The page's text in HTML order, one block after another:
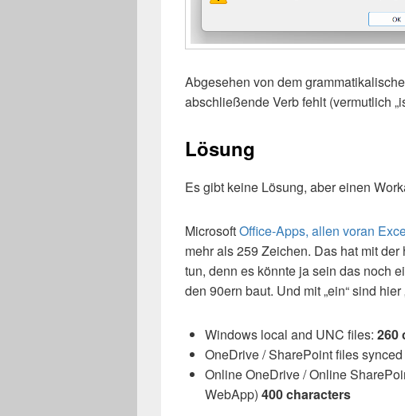
Abgesehen von dem
abschließende Verb fehlt (vermutlich
Lösung
Es gibt keine Lösung, aber einen
MicrosoftOffice-Apps, allen voran
mehr als 259 Zeichen. Das hat mit
tun, denn es könnte ja sein das noch
den 90ern baut. Und mit „ein“ sind
Windows local and UNC files: 260
OneDrive / SharePoint files
Online OneDrive / Online
WebApp) 400 characters